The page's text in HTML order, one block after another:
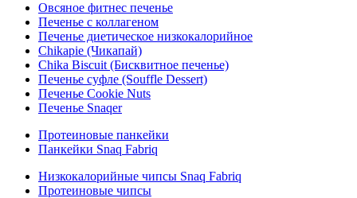
Овсяное фитнес печенье
Печенье с коллагеном
Печенье диетическое низкокалорийное
Chikapie (Чикапай)
Chika Biscuit (Бисквитное печенье)
Печенье суфле (Souffle Dessert)
Печенье Cookie Nuts
Печенье Snaqer
Протеиновые панкейки
Панкейки Snaq Fabriq
Низкокалорийные чипсы Snaq Fabriq
Протеиновые чипсы